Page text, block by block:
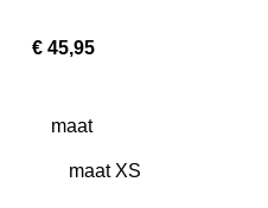
€ 45,95
maat